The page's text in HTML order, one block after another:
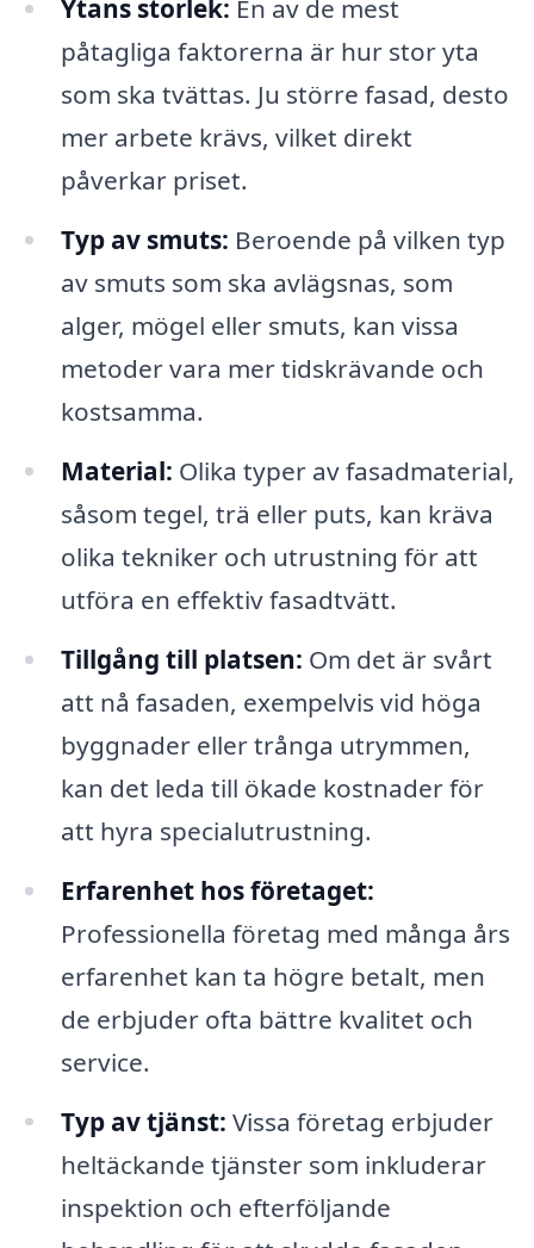
Ytans storlek: En av de mest
påtagliga faktorerna är hur stor yta
som ska tvättas. Ju större fasad, desto
mer arbete krävs, vilket direkt
påverkar priset.
Typ av smuts: Beroende på vilken typ
av smuts som ska avlägsnas, som
alger, mögel eller smuts, kan vissa
metoder vara mer tidskrävande och
kostsamma.
Material: Olika typer av fasadmaterial,
såsom tegel, trä eller puts, kan kräva
olika tekniker och utrustning för att
utföra en effektiv fasadtvätt.
Tillgång till platsen: Om det är svårt
att nå fasaden, exempelvis vid höga
byggnader eller trånga utrymmen,
kan det leda till ökade kostnader för
att hyra specialutrustning.
Erfarenhet hos företaget:
Professionella företag med många års
erfarenhet kan ta högre betalt, men
de erbjuder ofta bättre kvalitet och
service.
Typ av tjänst: Vissa företag erbjuder
heltäckande tjänster som inkluderar
inspektion och efterföljande